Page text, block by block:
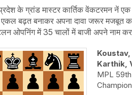
के ग्रांड मास्टर कार्तिक वेंकटरमन नें
एकल बढ़त बनाकर अपना दावा जरूर मजबूत
ओपनिंग में 35 चालों में बाजी अपने नाम
Karthik,
MPL